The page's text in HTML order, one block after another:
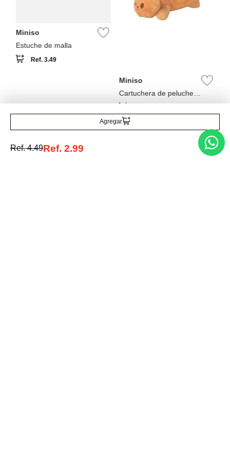
Agregar
Ref.4.49Ref. 2.99
Miniso
Estuche de malla
Ref.3.49
Miniso
Cartuchera de peluche
colección butterbear